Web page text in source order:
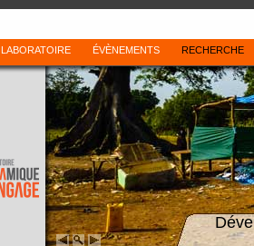
LABORATOIRE ÉVÈNEMENTS RECHERCHE